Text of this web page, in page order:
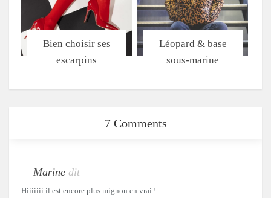
Bien choisir ses
escarpins
Léopard & base
sous-marine
7 Comments
Marine dit
Hiiiiiii il est encore plus mignon en vrai !